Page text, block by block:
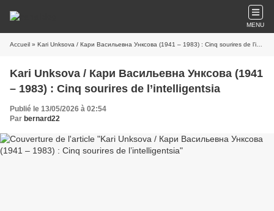
MENU
Accueil » Kari Unksova / Кари Васильевна Унксова (1941 – 1983) : Cinq sourires de l’intelligentsia
Kari Unksova / Кари Васильевна Унксова (1941
– 1983) : Cinq sourires de l’intelligentsia
Publié le 13/05/2026 à 02:54
Par bernard22